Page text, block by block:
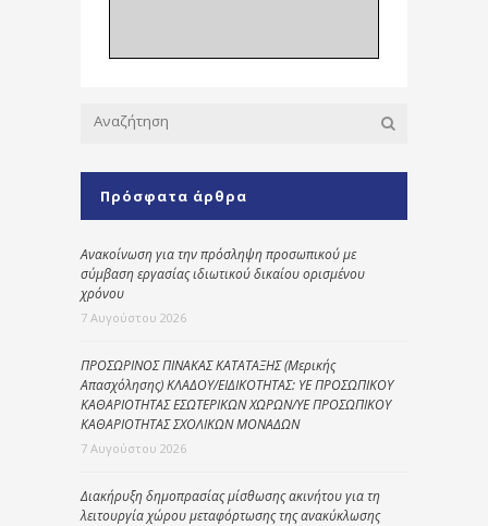
Πρόσφατα άρθρα
Ανακοίνωση για την πρόσληψη προσωπικού με
σύμβαση εργασίας ιδιωτικού δικαίου ορισμένου
χρόνου
7 Αυγούστου 2026
ΠΡΟΣΩΡΙΝΟΣ ΠΙΝΑΚΑΣ ΚΑΤΑΤΑΞΗΣ (Μερικής
Απασχόλησης) ΚΛΑΔΟΥ/ΕΙΔΙΚΟΤΗΤΑΣ: ΥΕ ΠΡΟΣΩΠΙΚΟΥ
ΚΑΘΑΡΙΟΤΗΤΑΣ ΕΣΩΤΕΡΙΚΩΝ ΧΩΡΩΝ/ΥΕ ΠΡΟΣΩΠΙΚΟΥ
ΚΑΘΑΡΙΟΤΗΤΑΣ ΣΧΟΛΙΚΩΝ ΜΟΝΑΔΩΝ
7 Αυγούστου 2026
Διακήρυξη δημοπρασίας μίσθωσης ακινήτου για τη
λειτουργία χώρου μεταφόρτωσης της ανακύκλωσης